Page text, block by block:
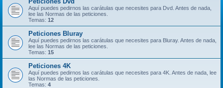
Aquí puedes pedirnos las carátulas que necesites para Dvd. Antes de nada,
lee las Normas de las peticiones.
Temas: 12
Peticiones Bluray
Aquí puedes pedirnos las carátulas que necesites para Bluray. Antes de nada,
lee las Normas de las peticiones.
Temas: 15
Peticiones 4K
Aquí puedes pedirnos las carátulas que necesites para 4K. Antes de nada, lee
las Normas de las peticiones.
Temas: 4